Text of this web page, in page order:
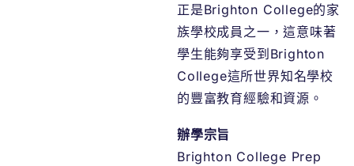
正是Brighton College的家
族學校成員之一，這意味著
學生能夠享受到Brighton
College這所世界知名學校
的豐富教育經驗和資源。
辦學宗旨
Brighton College Prep